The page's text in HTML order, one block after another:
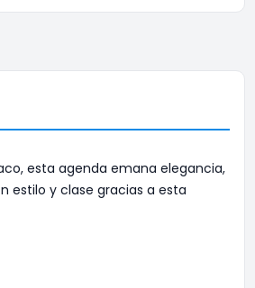
esta agenda emana elegancia,
estilo y clase gracias a esta